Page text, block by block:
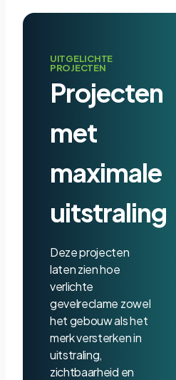
UITGELICHTE
PROJECTEN
Projecten
met
maximale
uitstraling
Deze projecten
laten zien hoe
verlichte
gevelreclame zowel
het gebouw als het
merk versterken in
uitstraling,
zichtbaarheid en